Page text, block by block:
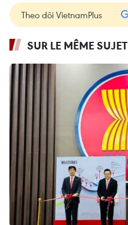
Theo dõi VietnamPlus
SUR LE MÊME SUJET